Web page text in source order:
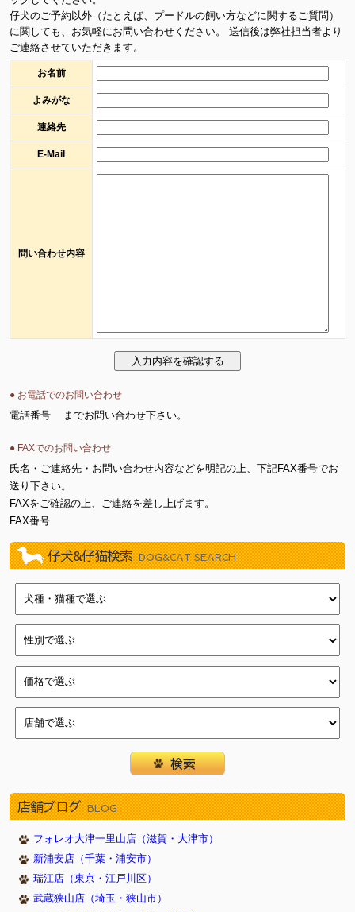
仔犬のご予約以外（たとえば、プードルの飼い方などに関するご質問）
に関しても、お気軽にお問い合わせください。 送信後は弊社担当者より
ご連絡させていただきます。
お名前
よみがな
連絡先
E-Mail
問い合わせ内容
● お電話でのお問い合わせ
電話番号
までお問い合わせ下さい。
● FAXでのお問い合わせ
氏名・ご連絡先・お問い合わせ内容などを明記の上、下記FAX番号でお
送り下さい。
FAXをご確認の上、ご連絡を差し上げます。
FAX番号
仔犬&仔猫検索 DOG&CAT SEARCH
店舗ブログ BLOG
フォレオ大津一里山店（滋賀・大津市）
新浦安店（千葉・浦安市）
瑞江店（東京・江戸川区）
武蔵狭山店（埼玉・狭山市）